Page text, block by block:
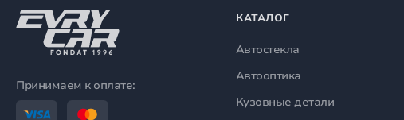
Принимаем к оплате:
КАТАЛОГ
Автостекла
Автооптика
Кузовные детали